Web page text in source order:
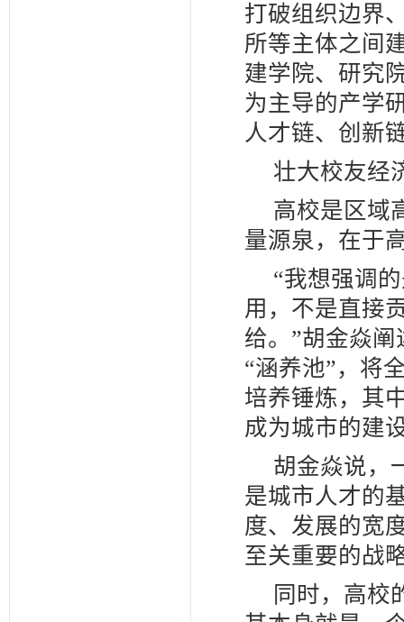
打破组织边界
所等主体之间
建学院、研究
为主导的产学
人才链、创新
壮大校友经
高校是区域
量源泉，在于
“我想强调
用，不是直接
给。”胡金焱
“涵养池”，将
培养锤炼，其
成为城市的建
胡金焱说，
是城市人才的
度、发展的宽
至关重要的战
同时，高校